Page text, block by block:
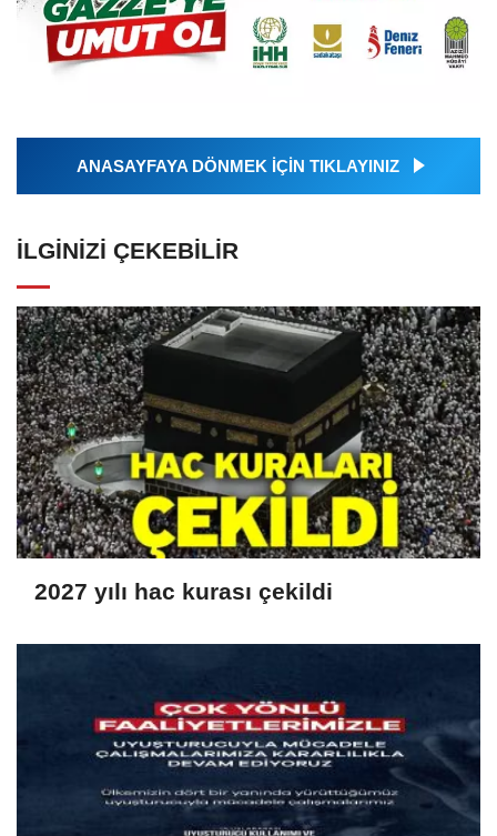
ANASAYFAYA DÖNMEK İÇİN TIKLAYINIZ
İLGINIZI ÇEKEBILIR
2027 yılı hac kurası çekildi